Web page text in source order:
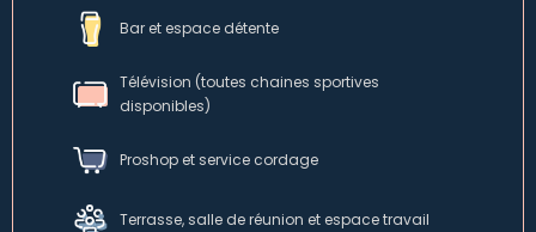
Bar et espace détente
Télévision (toutes chaines sportives
disponibles)
Proshop et service cordage
Terrasse, salle de réunion et espace travail